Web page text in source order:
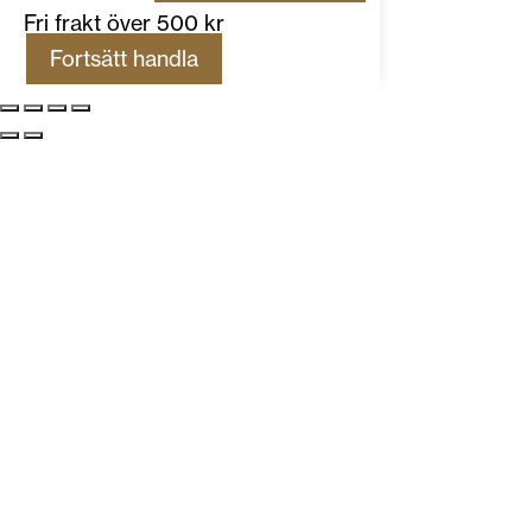
Fri frakt över 500 kr
Fortsätt handla